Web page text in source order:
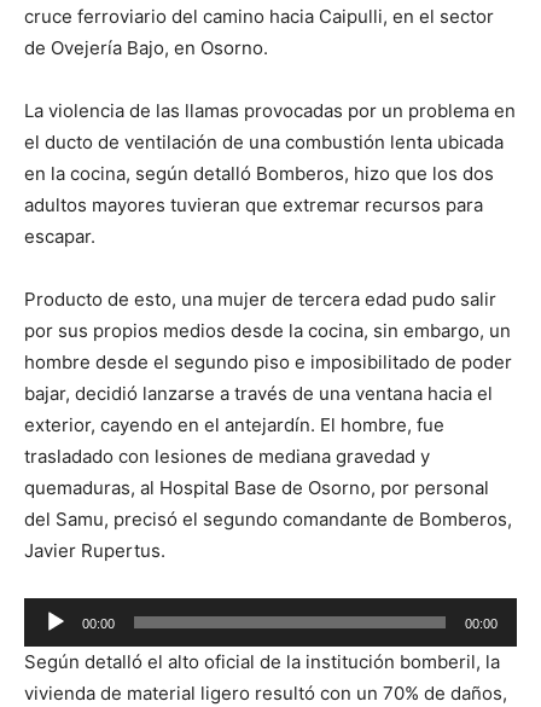
cruce ferroviario del camino hacia Caipulli, en el sector
de Ovejería Bajo, en Osorno.
La violencia de las llamas provocadas por un problema en
el ducto de ventilación de una combustión lenta ubicada
en la cocina, según detalló Bomberos, hizo que los dos
adultos mayores tuvieran que extremar recursos para
escapar.
Producto de esto, una mujer de tercera edad pudo salir
por sus propios medios desde la cocina, sin embargo, un
hombre desde el segundo piso e imposibilitado de poder
bajar, decidió lanzarse a través de una ventana hacia el
exterior, cayendo en el antejardín. El hombre, fue
trasladado con lesiones de mediana gravedad y
quemaduras, al Hospital Base de Osorno, por personal
del Samu, precisó el segundo comandante de Bomberos,
Javier Rupertus.
Reproductor
de
audio
00:00 00:00
Según detalló el alto oficial de la institución bomberil, la
vivienda de material ligero resultó con un 70% de daños,